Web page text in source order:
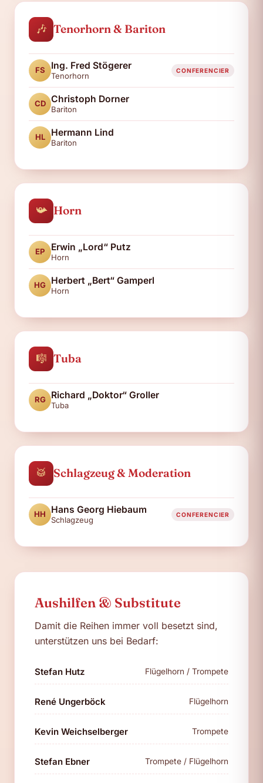
🎶 Tenorhorn & Bariton
FS Ing. Fred Stögerer
Tenorhorn
CONFERENCIER
CD Christoph Dorner
Bariton
HL Hermann Lind
Bariton
📯 Horn
EP Erwin „Lord“ Putz
Horn
HG Herbert „Bert“ Gamperl
Horn
🎼 Tuba
RG Richard „Doktor“ Groller
Tuba
🥁 Schlagzeug & Moderation
HH Hans Georg Hiebaum
Schlagzeug
CONFERENCIER
Aushilfen & Substitute
Damit die Reihen immer voll besetzt sind,
unterstützen uns bei Bedarf:
Stefan Hutz Flügelhorn / Trompete
René Ungerböck Flügelhorn
Kevin Weichselberger Trompete
Stefan Ebner Trompete / Flügelhorn